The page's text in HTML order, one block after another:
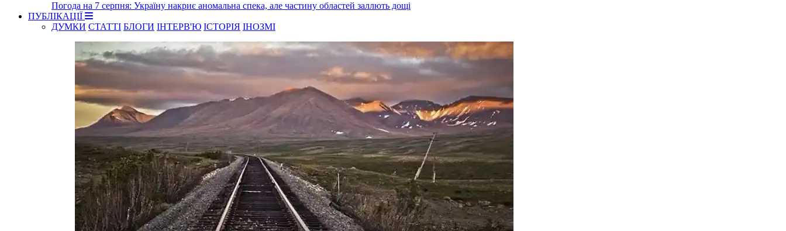
Погода на 7 серпня: Україну накриє аномальна спека, але частину областей заллють дощі
ПУБЛІКАЦІЇ
ДУМКИ СТАТТІ БЛОГИ ІНТЕРВ'Ю ІСТОРІЯ ІНОЗМІ